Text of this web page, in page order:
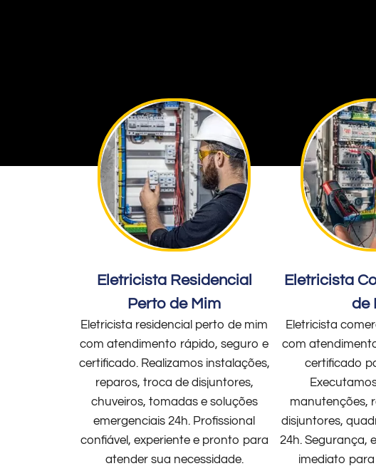
Eletricista Residencial
Perto de Mim
Eletricista residencial perto de mim
com atendimento rápido, seguro e
certificado. Realizamos instalações,
reparos, troca de disjuntores,
chuveiros, tomadas e soluções
emergenciais 24h. Profissional
confiável, experiente e pronto para
atender sua necessidade.
Eletricista
de
Eletricista
com
certificado
manutenções,
disjuntores,
24h. Segurança,
imediato